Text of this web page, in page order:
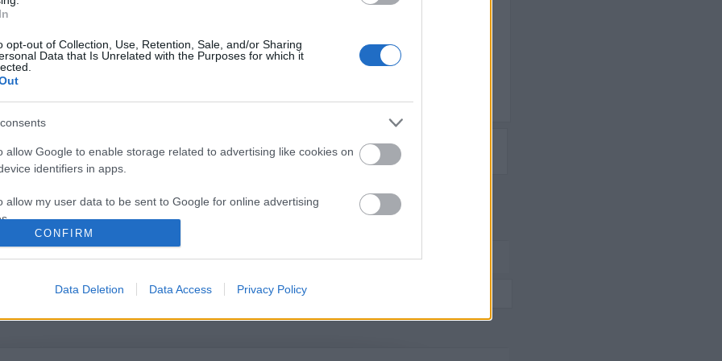
opt-out of Collection, Use, Retention, Sale, and/or Sharing
Data that Is Unrelated with the Purposes for which it
allow Google to enable storage related to advertising like cookies on
identifiers in apps.
allow my user data to be sent to Google for online advertising
allow Google to send me personalized advertising.
allow Google to enable storage related to analytics like cookies on
CONFIRM
Data Deletion Data Access Privacy Policy
Tetszik 0
id/1098331